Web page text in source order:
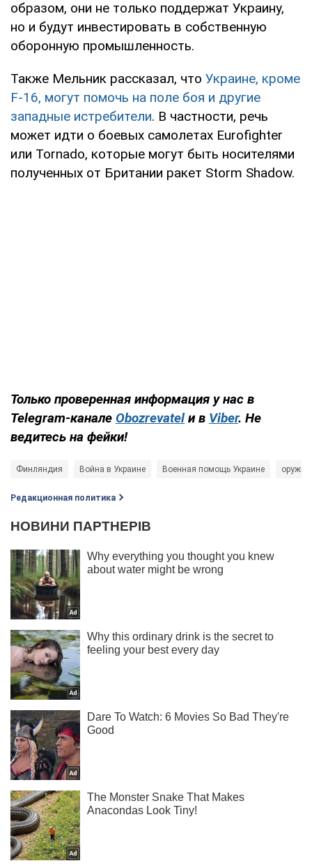
образом, они не только поддержат Украину,
но и будут инвестировать в собственную
оборонную промышленность.
Также Мельник рассказал, что Украине, кроме
F-16, могут помочь на поле боя и другие
западные истребители. В частности, речь
может идти о боевых самолетах Eurofighter
или Tornado, которые могут быть носителями
полученных от Британии ракет Storm Shadow.
Только проверенная информация у нас в
Telegram-канале Obozrevatel и в Viber. Не
ведитесь на фейки!
Финляндия Война в Украине Военная помощь Украине оружие
Редакционная политика